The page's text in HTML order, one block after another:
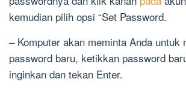
kemudian pilih opsi “Set Password.
– Komputer akan meminta Anda untuk
password baru, ketikkan password
inginkan dan tekan Enter.